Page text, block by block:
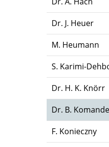
Dr. J. Heuer
M. Heumann
S. Karimi-
Dr. H. K. Knörr
Dr. B.
F. Konieczny